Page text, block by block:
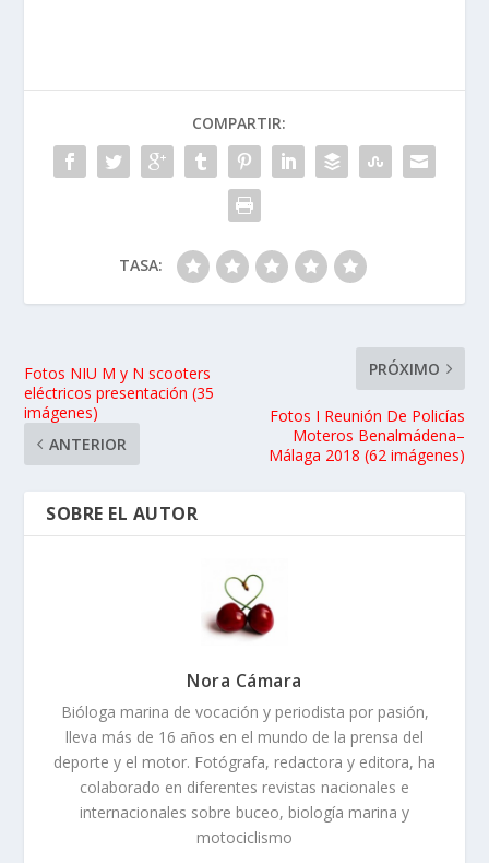
COMPARTIR:
TASA:
Fotos NIU M y N scooters
eléctricos presentación (35
imágenes)
ANTERIOR
PRÓXIMO
Fotos I Reunión De Policías
Moteros Benalmádena–
Málaga 2018 (62 imágenes)
SOBRE EL AUTOR
Nora Cámara
Bióloga marina de vocación y periodista por pasión,
lleva más de 16 años en el mundo de la prensa del
deporte y el motor. Fotógrafa, redactora y editora, ha
colaborado en diferentes revistas nacionales e
internacionales sobre buceo, biología marina y
motociclismo